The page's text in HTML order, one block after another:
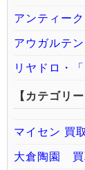
アンティー
アウガルテ
リヤドロ・
【カテゴリ
マイセン 買取
大倉陶園 買